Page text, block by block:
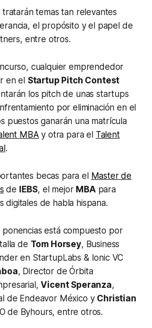
tratarán temas tan relevantes
el propósito y el papel de
, entre otros.
cualquier emprendedor
en el Startup Pitch Contest
los pitchde unasstartups
por eliminación en el
puestos ganarán una matrícula
MBA y otra para el Talent
.
becas para el Master de
de IEBS, el mejor MBApara
digitales de habla hispana.
ponencias está compuesto por
de Tom Horsey, Business
en StartupLabs & Ionic VC
, Director de Órbita
Vicent Speranza,
de Endeavor México y Christian
de Byhours, entre otros.